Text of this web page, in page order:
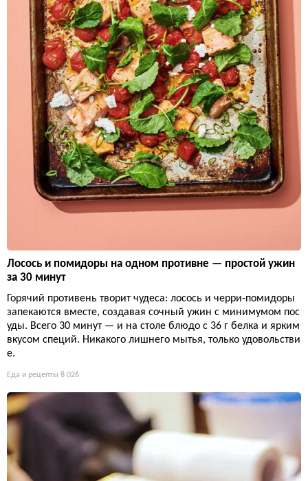
Лосось и помидоры на одном противне — простой ужин
за 30 минут
Горячий противень творит чудеса: лосось и черри-помидоры
запекаются вместе, создавая сочный ужин с минимумом пос
уды. Всего 30 минут — и на столе блюдо с 36 г белка и ярким
вкусом специй. Никакого лишнего мытья, только удовольстви
е.
Еда и рецепты 8 026